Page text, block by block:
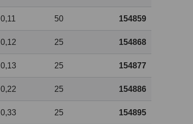
0,11 50 154859
0,12 25 154868
0,13 25 154877
0,22 25 154886
0,33 25 154895